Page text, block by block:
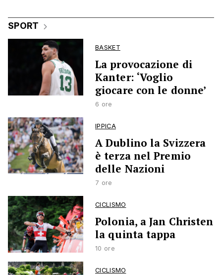
SPORT
BASKET
La provocazione di
Kanter: ‘Voglio
giocare con le donne’
6 ore
IPPICA
A Dublino la Svizzera
è terza nel Premio
delle Nazioni
7 ore
CICLISMO
Polonia, a Jan Christen
la quinta tappa
10 ore
CICLISMO